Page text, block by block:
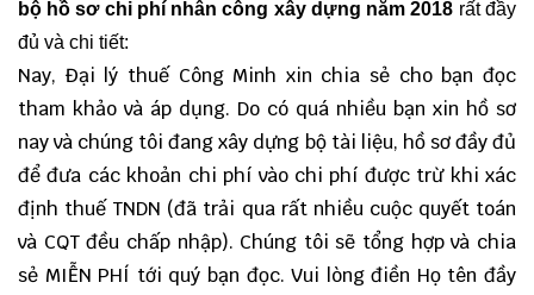
bộ hồ sơ chi phí nhân công xây dựng năm 2018 rất đầy
đủ và chi tiết:
Nay, Đại lý thuế Công Minh xin chia sẻ cho bạn đọc
tham khảo và áp dụng. Do có quá nhiều bạn xin hồ sơ
nay và chúng tôi đang xây dựng bộ tài liệu, hồ sơ đầy đủ
để đưa các khoản chi phí vào chi phí được trừ khi xác
định thuế TNDN (đã trải qua rất nhiều cuộc quyết toán
và CQT đều chấp nhập). Chúng tôi sẽ tổng hợp và chia
sẻ MIỄN PHÍ tới quý bạn đọc. Vui lòng điền Họ tên đầy